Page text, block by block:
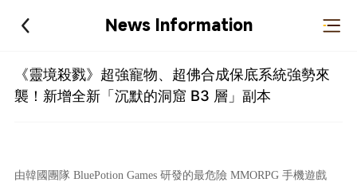
News Information
《靈境殺戮》超強寵物、超佛合成保底系統強勢來
襲！新增全新「沉默的洞窟 B3 層」副本
由韓國團隊 BluePotion Games 研發的最危險 MMORPG 手機遊戲